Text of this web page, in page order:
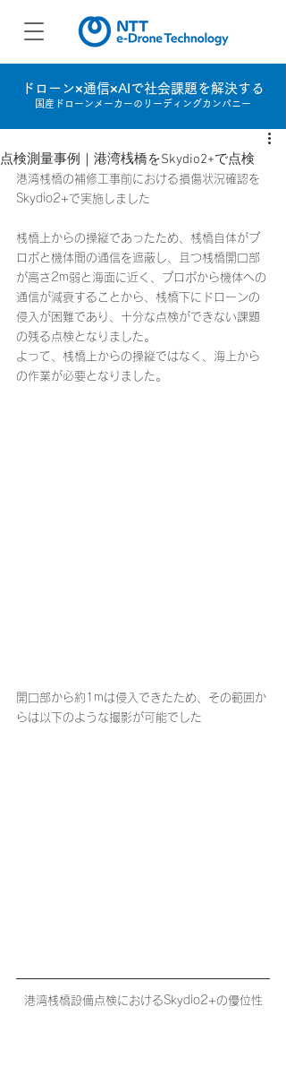
ドローン×通信×AIで社会課題を解決する
国産ドローンメーカーのリーディングカンパニー
点検測量事例｜港湾桟橋をSkydio2+で点検
港湾桟橋の補修工事前における損傷状況確認を
Skydio2+で実施しました​
桟橋上からの操縦であったため、桟橋自体がプ
ロポと機体間の通信を遮蔽し、且つ桟橋開口部
が高さ2m弱と海面に近く、​プロポから機体への
通信が減衰することから、桟橋下にドローンの
侵入が困難​であり、十分な点検ができない課題
の残る点検となりました。
よって、桟橋上からの操縦ではなく、海上から
の作業が必要となりました。
開口部から約1mは侵入できたため、その範囲か
らは以下のような撮影が可能でした
港湾桟橋設備点検におけるSkydio2+の優位性